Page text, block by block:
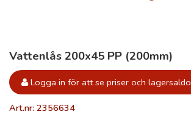
Vattenlås 200x45 PP (200mm)
Logga in för att se priser och lagersaldo
Art.nr: 2356634